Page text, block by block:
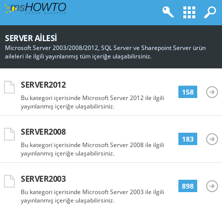
SERVER AILESI
Microsoft Server 2003/2008/2012, SQL Server ve Sharepoint Server ürün
aileleri ile ilgili yayınlanmış tüm içeriğe ulaşabilirsiniz.
SERVER2012
Bu kategori içerisinde Microsoft Server 2012 ile ilgili
yayınlanmış içeriğe ulaşabilirsiniz.
158
SERVER2008
Bu kategori içerisinde Microsoft Server 2008 ile ilgili
yayınlanmış içeriğe ulaşabilirsiniz.
183
SERVER2003
Bu kategori içerisinde Microsoft Server 2003 ile ilgili
yayınlanmış içeriğe ulaşabilirsiniz.
898